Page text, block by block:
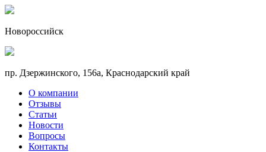
Новороссийск
пр. Дзержинского, 156a, Краснодарский край
О компании
Отзывы
Статьи
Новости
Вопросы
Контакты